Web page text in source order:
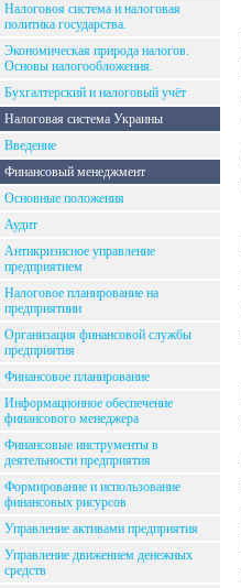
Налоговоя система и налоговая
политика государства.
Экономическая природа налогов.
Основы налогообложения.
Бухгалтерский и налоговый учёт
Налоговая система Украины
Введение
Финансовый менеджмент
Основные положения
Аудит
Антикризисное управление
предприятием
Налоговое планирование на
предприятиии
Организация финансовой службы
предприятия
Финансовое планирование
Информационное обеспечение
финансового менеджера
Финансовые инструменты в
деятельности предприятия
Формирование и использование
финансовых рисурсов
Управление активами предприятия
Управление движением денежных
средств